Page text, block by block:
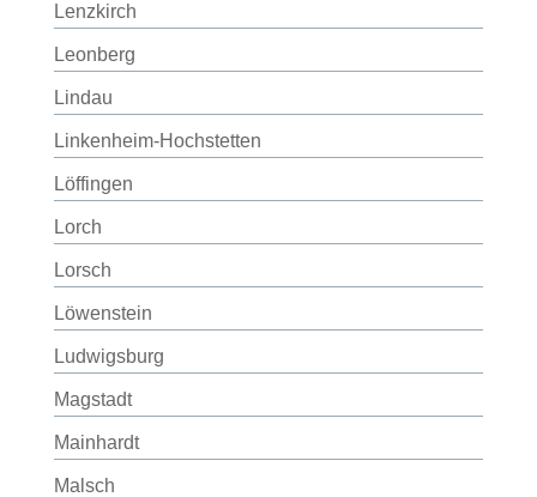
Lenzkirch
Leonberg
Lindau
Linkenheim-Hochstetten
Löffingen
Lorch
Lorsch
Löwenstein
Ludwigsburg
Magstadt
Mainhardt
Malsch